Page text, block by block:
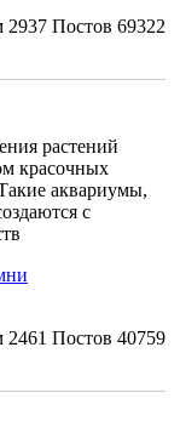
2937 Постов 69322
растений
красочных
аквариумы,
с
2461 Постов 40759